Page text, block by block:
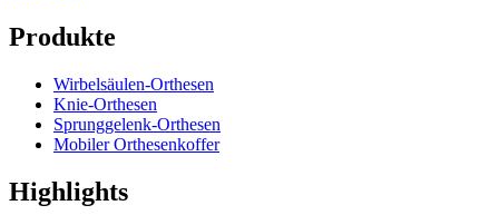
Produkte
Wirbelsäulen-Orthesen
Knie-Orthesen
Sprunggelenk-Orthesen
Mobiler Orthesenkoffer
Highlights